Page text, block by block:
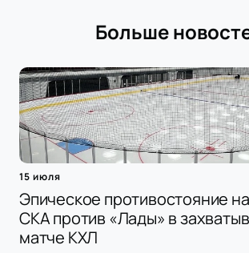
Больше
15 июля
Эпическое противостояние
СКА против «Лады» в
матче КХЛ